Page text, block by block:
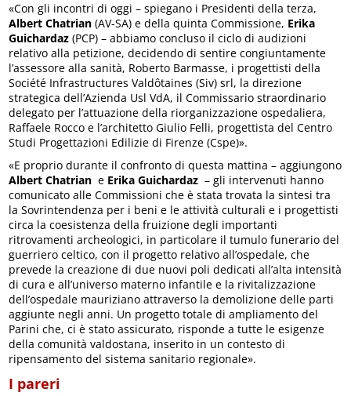
«Con gli incontri di oggi – spiegano i Presidenti della terza,
Albert Chatrian (AV-SA) e della quinta Commissione, Erika
Guichardaz (PCP) – abbiamo concluso il ciclo di audizioni
relativo alla petizione, decidendo di sentire congiuntamente
l’assessore alla sanità, Roberto Barmasse, i progettisti della
Société Infrastructures Valdôtaines (Siv) srl, la direzione
strategica dell’Azienda Usl VdA, il Commissario straordinario
delegato per l’attuazione della riorganizzazione ospedaliera,
Raffaele Rocco e l’architetto Giulio Felli, progettista del Centro
Studi Progettazioni Edilizie di Firenze (Cspe)».
«E proprio durante il confronto di questa mattina – aggiungono
Albert Chatrian e Erika Guichardaz – gli intervenuti hanno
comunicato alle Commissioni che è stata trovata la sintesi tra
la Sovrintendenza per i beni e le attività culturali e i progettisti
circa la coesistenza della fruizione degli importanti
ritrovamenti archeologici, in particolare il tumulo funerario del
guerriero celtico, con il progetto relativo all’ospedale, che
prevede la creazione di due nuovi poli dedicati all’alta intensità
di cura e all’universo materno infantile e la rivitalizzazione
dell’ospedale mauriziano attraverso la demolizione delle parti
aggiunte negli anni. Un progetto totale di ampliamento del
Parini che, ci è stato assicurato, risponde a tutte le esigenze
della comunità valdostana, inserito in un contesto di
ripensamento del sistema sanitario regionale».
I pareri